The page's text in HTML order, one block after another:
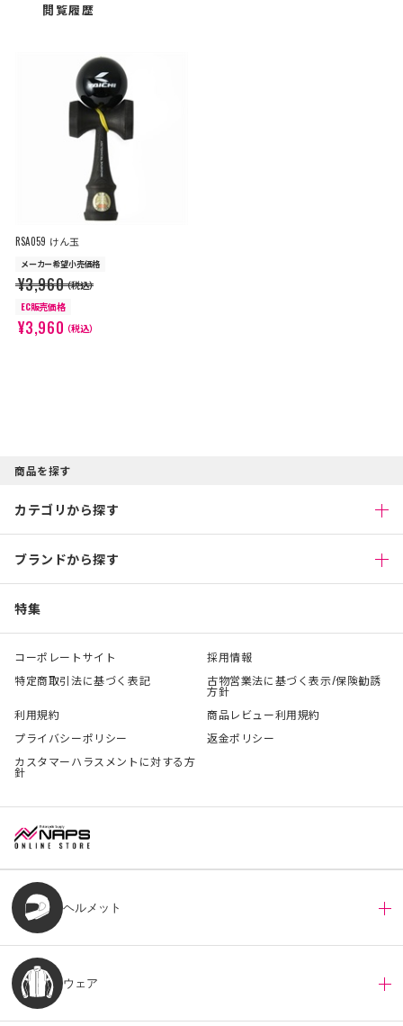
閲覧履歴
RSA059 けん玉
メーカー希望小売価格
¥3,960（税込）
EC販売価格
¥3,960（税込）
商品を探す
カテゴリから探す
ブランドから探す
特集
コーポレートサイト
採用情報
特定商取引法に基づく表記
古物営業法に基づく表示/保険勧誘
方針
利用規約
商品レビュー利用規約
プライバシーポリシー
返金ポリシー
カスタマーハラスメントに対する方
針
ヘルメット
ウェア